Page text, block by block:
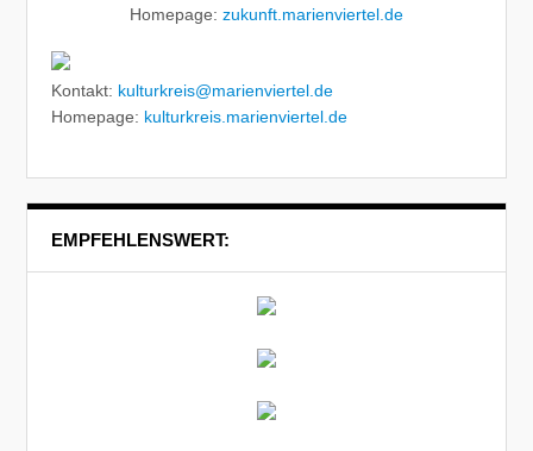
Homepage: zukunft.marienviertel.de
Kontakt: kulturkreis@marienviertel.de
Homepage: kulturkreis.marienviertel.de
EMPFEHLENSWERT: